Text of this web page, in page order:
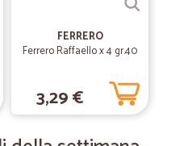
FERRERO
Ferrero Raffaello x 4 gr.40
3,29 €